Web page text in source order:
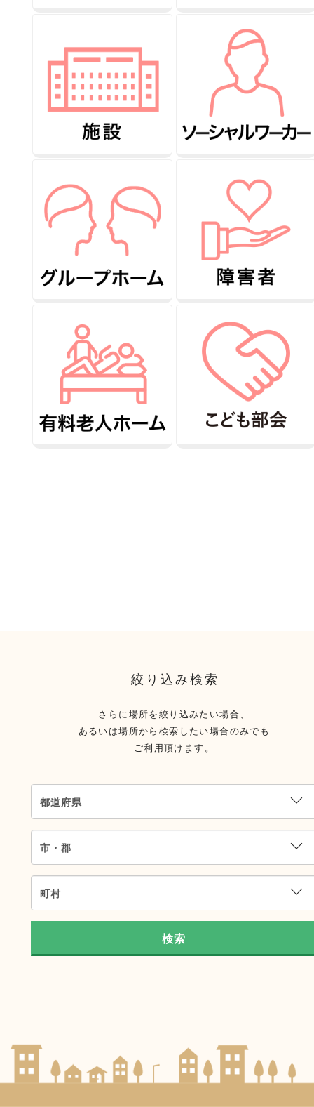
絞り込み検索
さらに場所を絞り込みたい場合、
あるいは場所から検索したい場合のみでも
ご利用頂けます。